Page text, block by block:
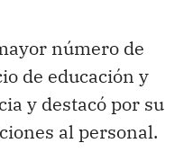
número de
de educación y
y destacó por su
al personal.